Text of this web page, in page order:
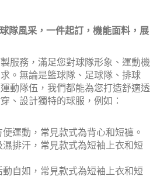
隊風采，一件起訂，機能面料，展
服務，滿足您對球隊形象、運動機
。無論是籃球隊、足球隊、排球
動隊伍，我們都能為您打造舒適透
、設計獨特的球服，例如：
運動，常見款式為背心和短褲。
濕排汗，常見款式為短袖上衣和短
自如，常見款式為短袖上衣和短